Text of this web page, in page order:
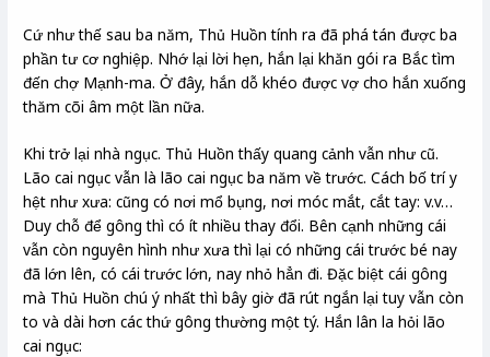
Cứ như thế sau ba năm, Thủ Huồn tính ra đã phá tán được ba
phần tư cơ nghiệp. Nhớ lại lời hẹn, hắn lại khăn gói ra Bắc tìm
đến chợ Mạnh-ma. Ở đây, hắn dỗ khéo được vợ cho hắn xuống
thăm cõi âm một lần nữa.
Khi trở lại nhà ngục. Thủ Huồn thấy quang cảnh vẫn như cũ.
Lão cai ngục vẫn là lão cai ngục ba năm về trước. Cách bố trí y
hệt như xưa: cũng có nơi mổ bụng, nơi móc mắt, cắt tay: v.v…
Duy chỗ để gông thì có ít nhiều thay đổi. Bên cạnh những cái
vẫn còn nguyên hình như xưa thì lại có những cái trước bé nay
đã lớn lên, có cái trước lớn, nay nhỏ hẳn đi. Đặc biệt cái gông
mà Thủ Huồn chú ý nhất thì bây giờ đã rút ngắn lại tuy vẫn còn
to và dài hơn các thứ gông thường một tý. Hắn lân la hỏi lão
cai ngục: